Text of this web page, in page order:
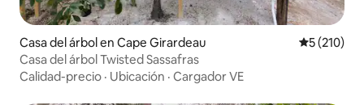
Casa del árbol en Cape Girardeau
5 (210)
Casa del árbol Twisted Sassafras
Calidad-precio · Ubicación · Cargador VE